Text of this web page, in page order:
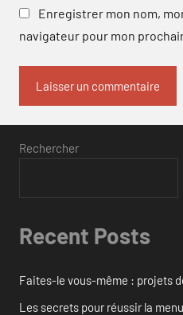
Enregistrer mon nom,
navigateur pour mon
Rechercher
Recent Posts
Faites-le vous-même : projets
Les secrets pour réussir la